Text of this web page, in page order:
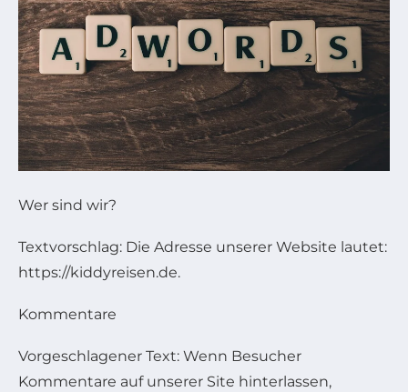
Wer sind wir?
Textvorschlag: Die Adresse unserer Website lautet:
https://kiddyreisen.de.
Kommentare
Vorgeschlagener Text: Wenn Besucher
Kommentare auf unserer Site hinterlassen,